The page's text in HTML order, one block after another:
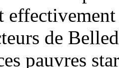
de
pauvres